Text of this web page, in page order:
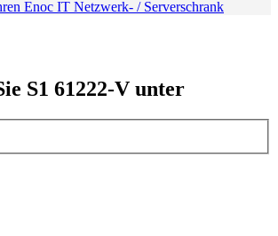
Enoc IT Netzwerk- / Serverschrank
S1 61222-V unter